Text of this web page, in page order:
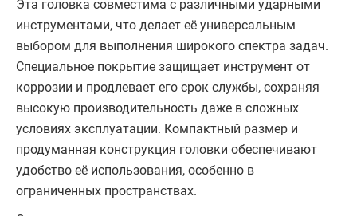
Эта головка совместима с различными ударными
инструментами, что делает её универсальным
выбором для выполнения широкого спектра задач.
Специальное покрытие защищает инструмент от
коррозии и продлевает его срок службы, сохраняя
высокую производительность даже в сложных
условиях эксплуатации. Компактный размер и
продуманная конструкция головки обеспечивают
удобство её использования, особенно в
ограниченных пространствах.